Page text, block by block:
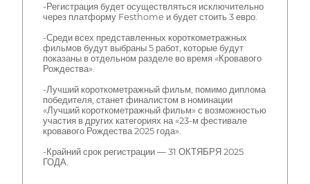
-Регистрация будет осуществляться исключительно
через платформу Festhome и будет стоить 3 евро.
-Среди всех представленных короткометражных
фильмов будут выбраны 5 работ, которые будут
показаны в отдельном разделе во время «Кровавого
Рождества».
-Лучший короткометражный фильм, помимо диплома
победителя, станет финалистом в номинации
«Лучший короткометражный фильм» с возможностью
участия в других категориях на «23-м фестивале
кровавого Рождества 2025 года».
-Крайний срок регистрации — 31 ОКТЯБРЯ 2025
ГОДА.